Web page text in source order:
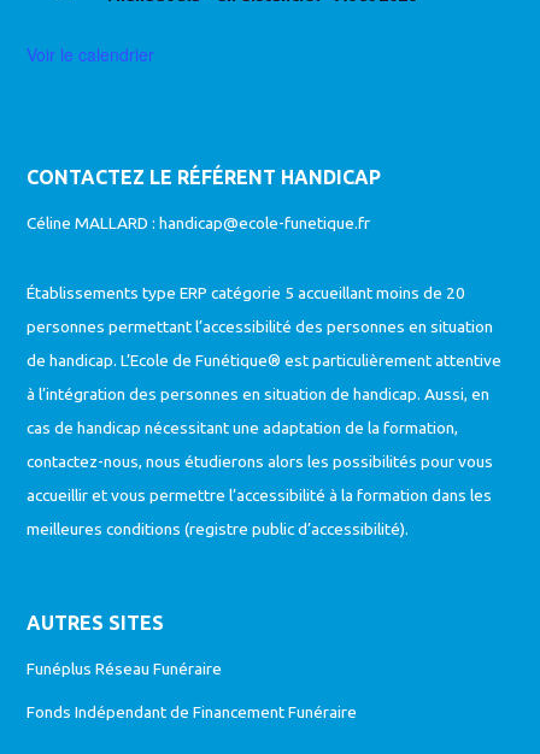
Voir le calendrier
CONTACTEZ LE RÉFÉRENT HANDICAP
Céline MALLARD :handicap@ecole-funetique.fr
Établissements type ERP catégorie 5 accueillant moins de 20
personnes permettant l’accessibilité des personnes en situation
de handicap. L’Ecole de Funétique® est particulièrement attentive
à l’intégration des personnes en situation de handicap. Aussi, en
cas de handicap nécessitant une adaptation de la formation,
contactez-nous, nous étudierons alors les possibilités pour vous
accueillir et vous permettre l’accessibilité à la formation dans les
meilleures conditions (registre public d’accessibilité).
AUTRES SITES
Funéplus Réseau Funéraire
Fonds Indépendant de Financement Funéraire